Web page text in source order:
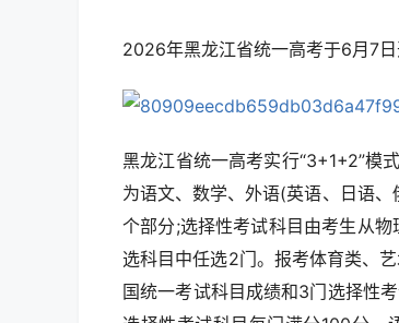
2026年黑龙江省统一高考于6月7日
黑龙江省统一高考实行“3+1+2”模
为语文、数学、外语(英语、日语
个部分;选择性考试科目由考生从
选科目中任选2门。报考体育类、
国统一考试科目成绩和3门选择性